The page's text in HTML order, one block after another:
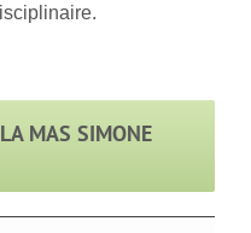
MAS SIMONE